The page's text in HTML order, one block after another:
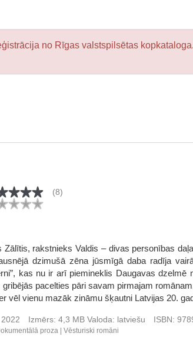
no Rīgas valstspilsētas
(8)
Zālītis, rakstnieks Valdis – divas personības
dzimušā zēna jūsmīgā daba radīja
kas nu ir arī piemineklis Daugavas dzelmē
pacelties pāri savam pirmajam
vēl vienu mazāk zināmu šķautni Latvijas 20.
2022 Izmērs: 4,3 MBValoda: latviešu ISBN:
proza Vēsturiski romāni